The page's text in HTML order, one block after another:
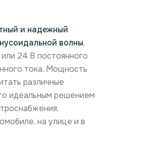
и надежный
волны,
24 В постоянного
тока. Мощность
различные
идеальным решением
на улице и в